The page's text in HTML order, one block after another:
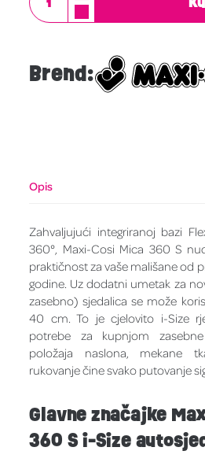
Brend:
Opis
Zahvaljujući integriranoj bazi
360°, Maxi-Cosi Mica 360 S
praktičnost za vaše mališane od
godine. Uz dodatni umetak za
zasebno) sjedalica se može
40 cm. To je cjelovito i-Size
potrebe za kupnjom
položaja naslona, mekane
rukovanje čine svako putovanje
Glavne značajke
360 S i-Size